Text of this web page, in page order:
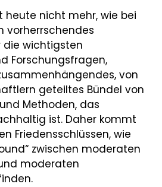
heute nicht mehr, wie bei
vorherrschendes
die wichtigsten
Forschungsfragen,
von
geteiltes Bündel von
Methoden, das
ist. Daher kommt
Friedensschlüssen, wie
zwischen moderaten
moderaten